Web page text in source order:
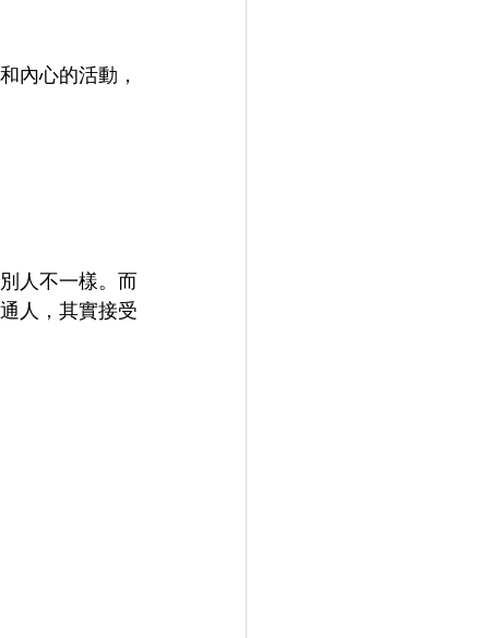
內心的活動，
人不一樣。而
人，其實接受